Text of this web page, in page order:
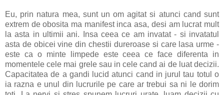
Eu, prin natura mea, sunt un om agitat si atunci cand sunt
extrem de obosita ma manifest inca asa, desi am lucrat mult
la asta in ultimii ani. Insa ceea ce am invatat - si invatatul
asta de obicei vine din chestii dureroase si care lasa urme -
este ca o minte limpede este ceea ce face diferenta in
momentele cele mai grele sau in cele cand ai de luat decizii.
Capacitatea de a gandi lucid atunci cand in jurul tau totul o
ia razna e unul din lucrurile pe care ar trebui sa ni le dorim